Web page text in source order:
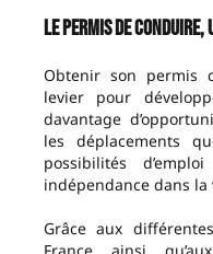
Le permis de
Obtenir son permis
levier pour
davantage
les déplacements
possibilités
indépendance dans
Grâce aux